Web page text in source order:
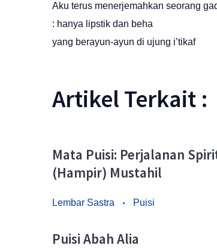
Aku terus menerjemahkan seorang
: hanya lipstik dan beha
yang berayun-ayun di ujung i’tikaf
Artikel Terkait :
Mata Puisi: Perjalanan
(Hampir) Mustahil
Lembar Sastra Puisi
Puisi Abah Alia